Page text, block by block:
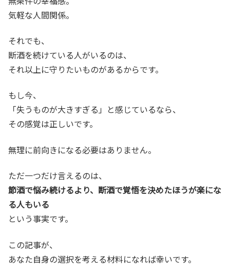
気軽な人間関係。
それでも、
断酒を続けている人がいるのは、
それ以上に守りたいものがあるからです。
もし今、
「失うものが大きすぎる」と感じているなら、
その感覚は正しいです。
無理に前向きになる必要はありません。
ただ一つだけ言えるのは、
節酒で悩み続けるより、断酒で覚悟を決めたほうが楽にな
る人もいる
という事実です。
この記事が、
あなた自身の選択を考える材料になれば幸いです。